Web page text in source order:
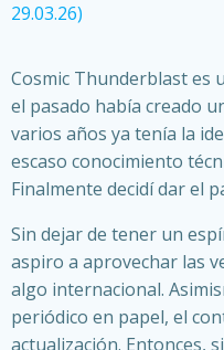
29.03.26)
Cosmic Thunderblast es
el pasado había creado
varios años ya tenía la
escaso conocimiento
Finalmente decidí dar el
Sin dejar de tener un
aspiro a aprovechar las
algo internacional.
periódico en papel, el
actualización. Entonces,